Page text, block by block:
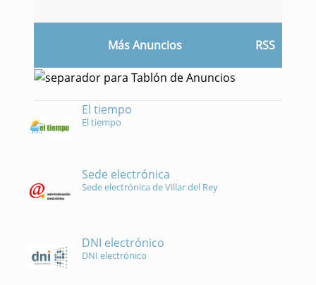
Más Anuncios RSS
El tiempo
El tiempo
Sede electrónica
Sede electrónica de Villar del Rey
DNI electrónico
DNI electrónico